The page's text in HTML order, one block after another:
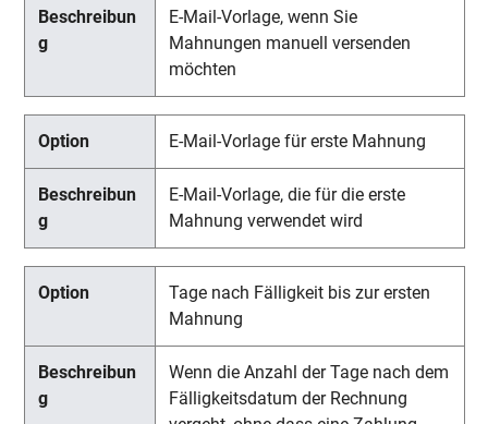
E-Mail-Vorlage, wenn Sie
Mahnungen manuell versenden
möchten
E-Mail-Vorlage für erste Mahnung
E-Mail-Vorlage, die für die erste
Mahnung verwendet wird
Tage nach Fälligkeit bis zur ersten
Mahnung
Wenn die Anzahl der Tage nach dem
Fälligkeitsdatum der Rechnung